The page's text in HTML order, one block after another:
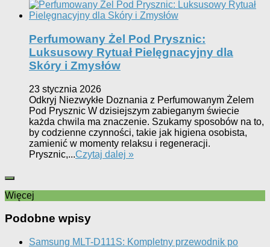
Perfumowany Żel Pod Prysznic:
Luksusowy Rytuał Pielęgnacyjny dla
Skóry i Zmysłów
23 stycznia 2026
Odkryj Niezwykłe Doznania z Perfumowanym Żelem
Pod Prysznic W dzisiejszym zabieganym świecie
każda chwila ma znaczenie. Szukamy sposobów na to,
by codzienne czynności, takie jak higiena osobista,
zamienić w momenty relaksu i regeneracji.
Prysznic,...Czytaj dalej »
Więcej
Podobne wpisy
Samsung MLT-D111S: Kompletny przewodnik po